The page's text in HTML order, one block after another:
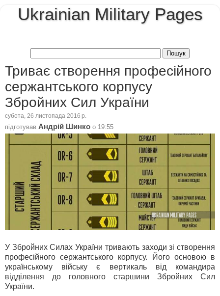
Ukrainian Military Pages
Триває створення професійного
сержантського корпусу
Збройних Сил України
субота, 26 листопада 2016 р.
підготував Андрій Шинко о 19:55
У Збройних Силах України тривають заходи зі створення
професійного сержантського корпусу. Його основою в
українському війську є вертикаль від командира
відділення до головного старшини Збройних Сил
України.